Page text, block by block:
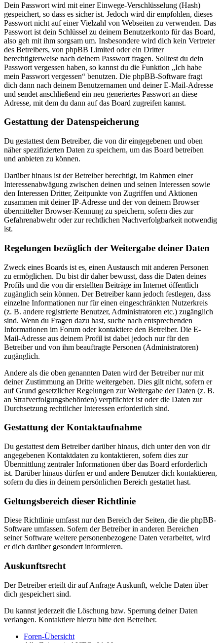
Dein Passwort wird mit einer Einwege-Verschlüsselung (Hash)
gespeichert, so dass es sicher ist. Jedoch wird dir empfohlen, dieses
Passwort nicht auf einer Vielzahl von Webseiten zu verwenden. Das
Passwort ist dein Schlüssel zu deinem Benutzerkonto für das Board,
also geh mit ihm sorgsam um. Insbesondere wird dich kein Vertreter
des Betreibers, von phpBB Limited oder ein Dritter
berechtigterweise nach deinem Passwort fragen. Solltest du dein
Passwort vergessen haben, so kannst du die Funktion „Ich habe
mein Passwort vergessen“ benutzen. Die phpBB-Software fragt
dich dann nach deinem Benutzernamen und deiner E-Mail-Adresse
und sendet anschließend ein neu generiertes Passwort an diese
Adresse, mit dem du dann auf das Board zugreifen kannst.
Gestattung der Datenspeicherung
Du gestattest dem Betreiber, die von dir eingegebenen und oben
näher spezifizierten Daten zu speichern, um das Board betreiben
und anbieten zu können.
Darüber hinaus ist der Betreiber berechtigt, im Rahmen einer
Interessenabwägung zwischen deinen und seinen Interessen sowie
den Interessen Dritter, Zeitpunkte von Zugriffen und Aktionen
zusammen mit deiner IP-Adresse und der von deinem Browser
übermittelter Browser-Kennung zu speichern, sofern dies zur
Gefahrenabwehr oder zur rechtlichen Nachverfolgbarkeit notwendig
ist.
Regelungen bezüglich der Weitergabe deiner Daten
Zweck eines Boards ist es, einen Austausch mit anderen Personen
zu ermöglichen. Du bist dir daher bewusst, dass die Daten deines
Profils und die von dir erstellten Beiträge im Internet öffentlich
zugänglich sein können. Der Betreiber kann jedoch festlegen, dass
einzelne Informationen nur für einen eingeschränkten Nutzerkreis
(z. B. andere registrierte Benutzer, Administratoren etc.) zugänglich
sind. Wenn du Fragen dazu hast, suche nach entsprechenden
Informationen im Forum oder kontaktiere den Betreiber. Die E-
Mail-Adresse aus deinem Profil ist dabei jedoch nur für den
Betreiber und von ihm beauftragte Personen (Administratoren)
zugänglich.
Andere als die oben genannten Daten wird der Betreiber nur mit
deiner Zustimmung an Dritte weitergeben. Dies gilt nicht, sofern er
auf Grund gesetzlicher Regelungen zur Weitergabe der Daten (z. B.
an Strafverfolgungsbehörden) verpflichtet ist oder die Daten zur
Durchsetzung rechtlicher Interessen erforderlich sind.
Gestattung der Kontaktaufnahme
Du gestattest dem Betreiber darüber hinaus, dich unter den von dir
angegebenen Kontaktdaten zu kontaktieren, sofern dies zur
Übermittlung zentraler Informationen über das Board erforderlich
ist. Darüber hinaus dürfen er und andere Benutzer dich kontaktieren,
sofern du dies in deinem persönlichen Bereich gestattet hast.
Geltungsbereich dieser Richtlinie
Diese Richtlinie umfasst nur den Bereich der Seiten, die die phpBB-
Software umfassen. Sofern der Betreiber in anderen Bereichen
seiner Software weitere personenbezogene Daten verarbeitet, wird
er dich darüber gesondert informieren.
Auskunftsrecht
Der Betreiber erteilt dir auf Anfrage Auskunft, welche Daten über
dich gespeichert sind.
Du kannst jederzeit die Löschung bzw. Sperrung deiner Daten
verlangen. Kontaktiere hierzu bitte den Betreiber.
Foren-Übersicht